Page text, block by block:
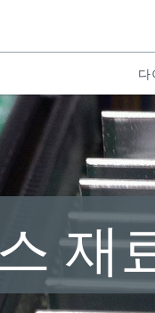
재